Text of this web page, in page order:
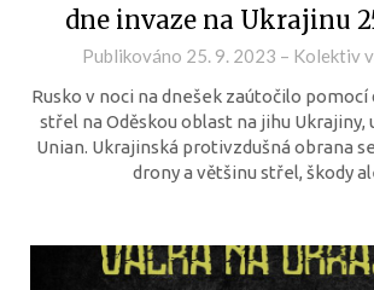
dne invaze na Ukrajinu
Publikováno 25. 9. 2023 – Kolektiv
Rusko v noci na dnešek zaútočilo
střel na Oděskou oblast na jihu Ukrajiny,
Unian. Ukrajinská protivzdušná obrana
drony a většinu střel, škody